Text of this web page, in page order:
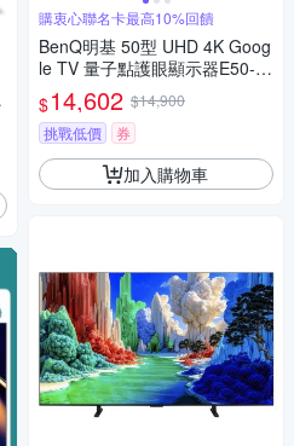
購衷心聯名卡最高10%回饋
BenQ明基 50型 UHD 4K Goog
le TV 量子點護眼顯示器E50-7
60-無視訊盒(僅配送無安裝)
$14,602 $14,900
挑戰低價
券
加入購物車